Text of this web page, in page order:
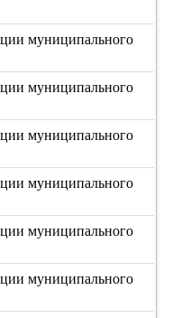
муниципального
муниципального
муниципального
муниципального
муниципального
муниципального